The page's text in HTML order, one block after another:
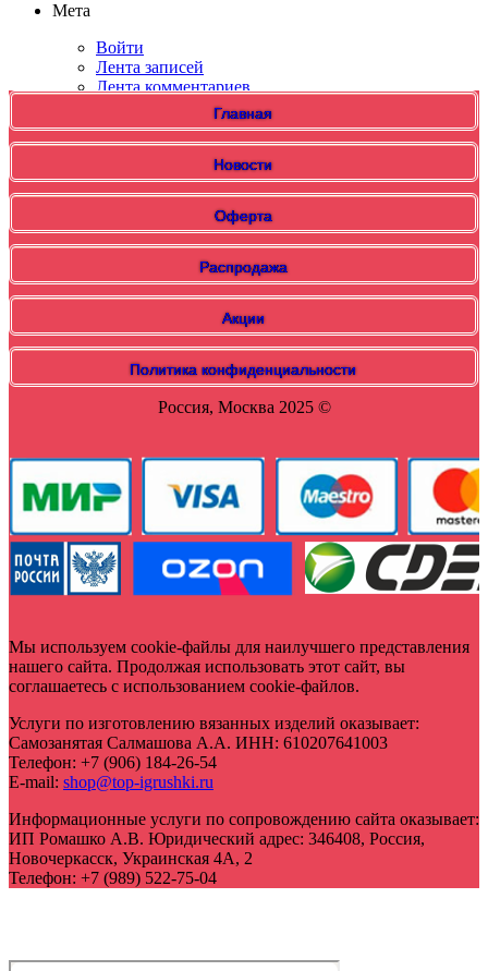
Мета
Войти
Лента записей
Лента комментариев
Главная
Новости
Оферта
Распродажа
Акции
Политика конфиденциальности
Россия, Москва 2025 ©
Мы используем cookie-файлы для наилучшего представления
нашего сайта. Продолжая использовать этот сайт, вы
соглашаетесь с использованием cookie-файлов.
Услуги по изготовлению вязанных изделий оказывает:
Самозанятая Салмашова А.А. ИНН: 610207641003
Телефон: +7 (906) 184-26-54
E-mail: shop@top-igrushki.ru
Информационные услуги по сопровождению сайта оказывает:
ИП Ромашко А.В. Юридический адрес: 346408, Россия,
Новочеркасск, Украинская 4А, 2
Телефон: +7 (989) 522-75-04